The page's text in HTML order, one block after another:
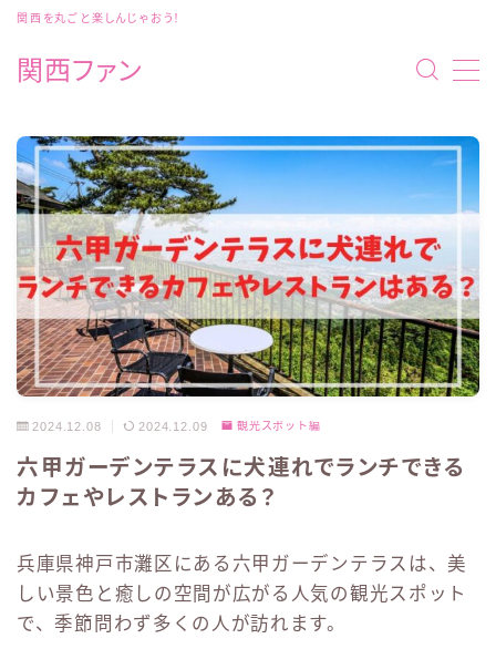
関西ファン
関西を丸ごと楽しんじゃおう！
MENU
プライバシーポリシー
利用規約／特定商取引法に基づく表記
有料記事の決済完了ページ
運営者情報
2024.12.08 2024.12.09 観光スポット編
六甲ガーデンテラスに犬連れでランチできる
カフェやレストランある？
兵庫県神戸市灘区にある六甲ガーデンテラスは、美
しい景色と癒しの空間が広がる人気の観光スポット
で、季節問わず多くの人が訪れます。